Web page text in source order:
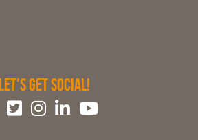
Let's get social!